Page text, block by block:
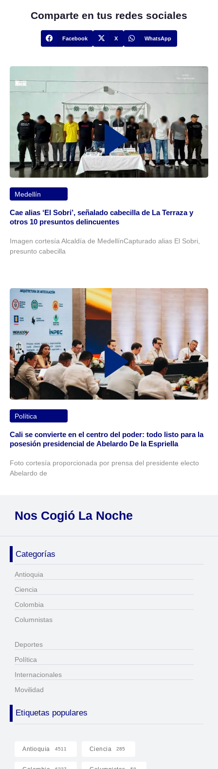
Comparte en tus redes sociales
Facebook X WhatsApp
Medellín
Cae alias ‘El Sobri’, señalado cabecilla de La Terraza y
otros 10 presuntos delincuentes
Imagen cortesía Alcaldía de MedellínCapturado alias El Sobri,
presunto cabecilla
Política
Cali se convierte en el centro del poder: todo listo para la
posesión presidencial de Abelardo De la Espriella
Foto cortesía proporcionada por prensa del presidente electo
Abelardo de
Nos Cogió La Noche
Categorías
Antioquia
Ciencia
Colombia
Columnistas
Deportes
Política
Internacionales
Movilidad
Etiquetas populares
Antioquia 4511 Ciencia 285